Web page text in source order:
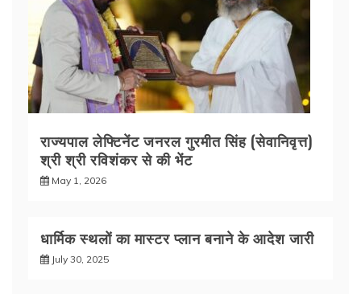
राज्यपाल लेफ्टिनेंट जनरल गुरमीत सिंह (सेवानिवृत्त)
श्री श्री रविशंकर से की भेंट
May 1, 2026
धार्मिक स्थलों का मास्टर प्लान बनाने के आदेश जारी
July 30, 2025